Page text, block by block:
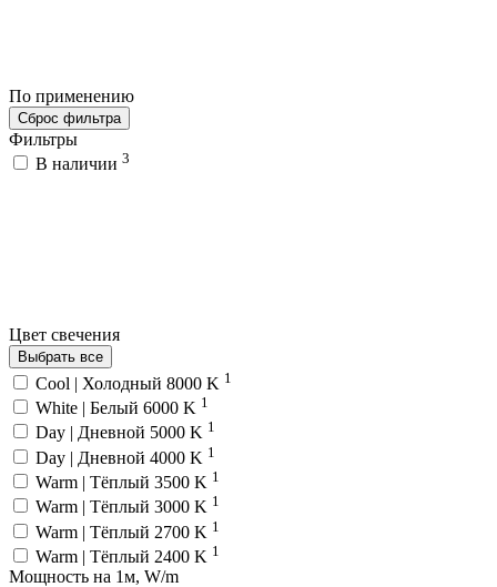
По применению
Сброс фильтра
Фильтры
В наличии 3
Цвет свечения
Выбрать все
Cool | Холодный 8000 K 1
White | Белый 6000 K 1
Day | Дневной 5000 K 1
Day | Дневной 4000 K 1
Warm | Тёплый 3500 K 1
Warm | Тёплый 3000 K 1
Warm | Тёплый 2700 K 1
Warm | Тёплый 2400 K 1
Мощность на 1м, W/m